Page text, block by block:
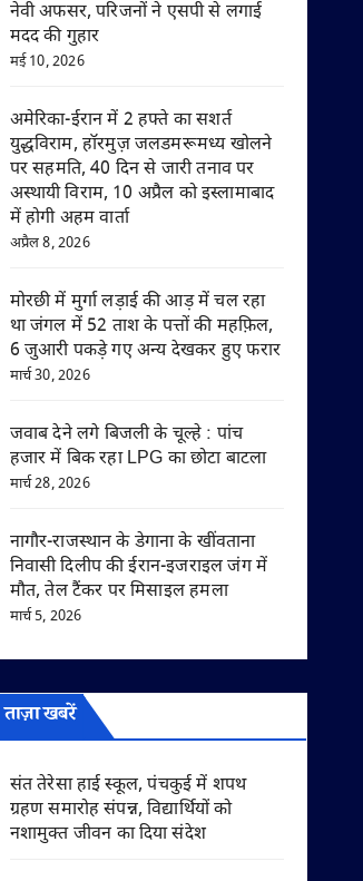
नेवी अफसर, परिजनों ने एसपी से लगाई
मदद की गुहार
मई 10, 2026
अमेरिका-ईरान में 2 हफ्ते का सशर्त
युद्धविराम, हॉरमुज़ जलडमरूमध्य खोलने
पर सहमति, 40 दिन से जारी तनाव पर
अस्थायी विराम, 10 अप्रैल को इस्लामाबाद
में होगी अहम वार्ता
अप्रैल 8, 2026
मोरछी में मुर्गा लड़ाई की आड़ में चल रहा
था जंगल में 52 ताश के पत्तों की महफ़िल,
6 जुआरी पकड़े गए अन्य देखकर हुए फरार
मार्च 30, 2026
जवाब देने लगे बिजली के चूल्हे : पांच
हजार में बिक रहा LPG का छोटा बाटला
मार्च 28, 2026
नागौर-राजस्थान के डेगाना के खींवताना
निवासी दिलीप की ईरान-इजराइल जंग में
मौत, तेल टैंकर पर मिसाइल हमला
मार्च 5, 2026
ताज़ा खबरें
संत तेरेसा हाई स्कूल, पंचकुई में शपथ
ग्रहण समारोह संपन्न, विद्यार्थियों को
नशामुक्त जीवन का दिया संदेश